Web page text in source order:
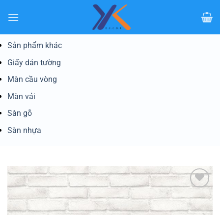
qua
dungSản phẩm khác
Giấy dán tường
Màn cầu vòng
Màn vải
Sàn gỗ
Sàn nhựa
Yêu
thích